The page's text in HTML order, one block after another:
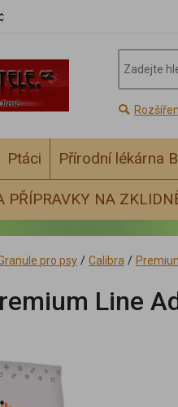
Ptáci Přírodní lékárna
PŘÍPRAVKY NA
pro psy / Calibra /
Line